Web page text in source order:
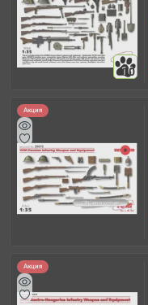
10
Акция
Акция